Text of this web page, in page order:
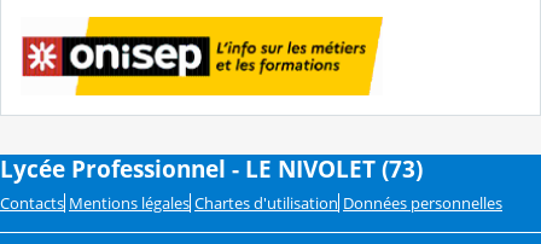
Lycée Professionnel - LE NIVOLET (73)
Contacts Mentions légales Chartes d'utilisation Données personnelles